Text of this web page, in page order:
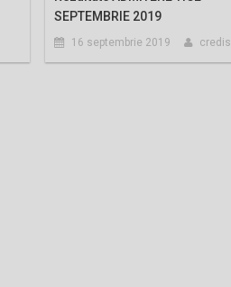
SEPTEMBRIE 2019
16 septembrie 2019 credis